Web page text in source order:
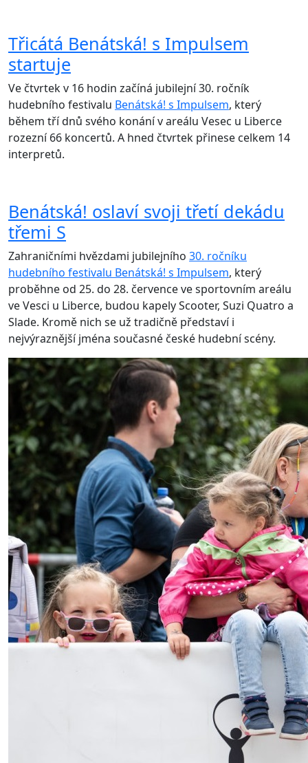
Třicátá Benátská! s Impulsem
startuje
Ve čtvrtek v 16 hodin začíná jubilejní 30. ročník
hudebního festivalu Benátská! s Impulsem, který
během tří dnů svého konání v areálu Vesec u Liberce
rozezní 66 koncertů. A hned čtvrtek přinese celkem 14
interpretů.
Benátská! oslaví svoji třetí dekádu
třemi S
Zahraničními hvězdami jubilejního 30. ročníku
hudebního festivalu Benátská! s Impulsem, který
proběhne od 25. do 28. července ve sportovním areálu
ve Vesci u Liberce, budou kapely Scooter, Suzi Quatro a
Slade. Kromě nich se už tradičně představí i
nejvýraznější jména současné české hudební scény.